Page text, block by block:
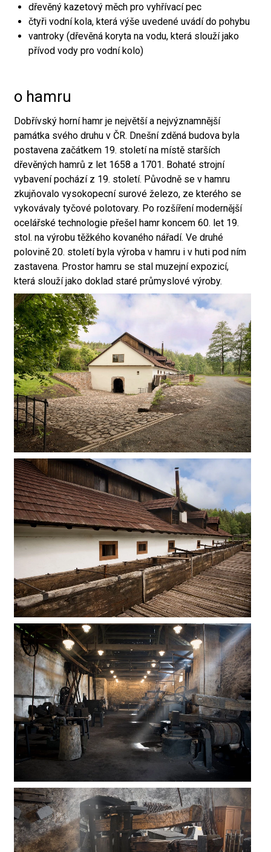
dřevěný kazetový měch pro vyhřívací pec
čtyři vodní kola, která výše uvedené uvádí do pohybu
vantroky (dřevěná koryta na vodu, která slouží jako
přívod vody pro vodní kolo)
o hamru
Dobřívský horní hamr je největší a nejvýznamnější
památka svého druhu v ČR. Dnešní zděná budova byla
postavena začátkem 19. století na místě starších
dřevěných hamrů z let 1658 a 1701. Bohaté strojní
vybavení pochází z 19. století. Původně se v hamru
zkujňovalo vysokopecní surové železo, ze kterého se
vykovávaly tyčové polotovary. Po rozšíření modernější
ocelářské technologie přešel hamr koncem 60. let 19.
stol. na výrobu těžkého kovaného nářadí. Ve druhé
polovině 20. století byla výroba v hamru i v huti pod ním
zastavena. Prostor hamru se stal muzejní expozicí,
která slouží jako doklad staré průmyslové výroby.